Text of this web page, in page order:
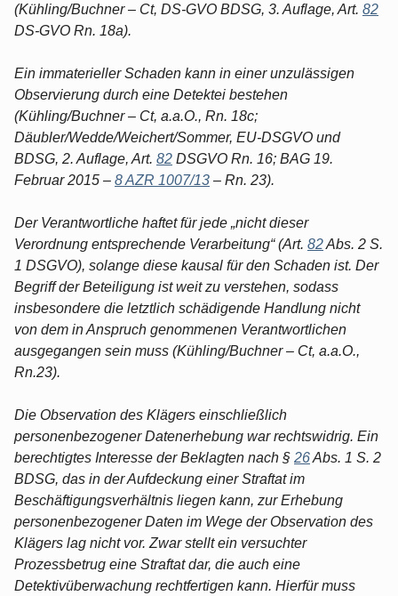
(Kühling/Buchner – Ct, DS-GVO BDSG, 3. Auflage, Art. 82
DS-GVO Rn. 18a).
Ein immaterieller Schaden kann in einer unzulässigen
Observierung durch eine Detektei bestehen
(Kühling/Buchner – Ct, a.a.O., Rn. 18c;
Däubler/Wedde/Weichert/Sommer, EU-DSGVO und
BDSG, 2. Auflage, Art. 82 DSGVO Rn. 16; BAG 19.
Februar 2015 – 8 AZR 1007/13 – Rn. 23).
Der Verantwortliche haftet für jede „nicht dieser
Verordnung entsprechende Verarbeitung“ (Art. 82Abs. 2 S.
1 DSGVO), solange diese kausal für den Schaden ist. Der
Begriff der Beteiligung ist weit zu verstehen, sodass
insbesondere die letztlich schädigende Handlung nicht
von dem in Anspruch genommenen Verantwortlichen
ausgegangen sein muss (Kühling/Buchner – Ct, a.a.O.,
Rn.23).
Die Observation des Klägers einschließlich
personenbezogener Datenerhebung war rechtswidrig. Ein
berechtigtes Interesse der Beklagten nach § 26Abs. 1 S. 2
BDSG, das in der Aufdeckung einer Straftat im
Beschäftigungsverhältnis liegen kann, zur Erhebung
personenbezogener Daten im Wege der Observation des
Klägers lag nicht vor. Zwar stellt ein versuchter
Prozessbetrug eine Straftat dar, die auch eine
Detektivüberwachung rechtfertigen kann. Hierfür muss